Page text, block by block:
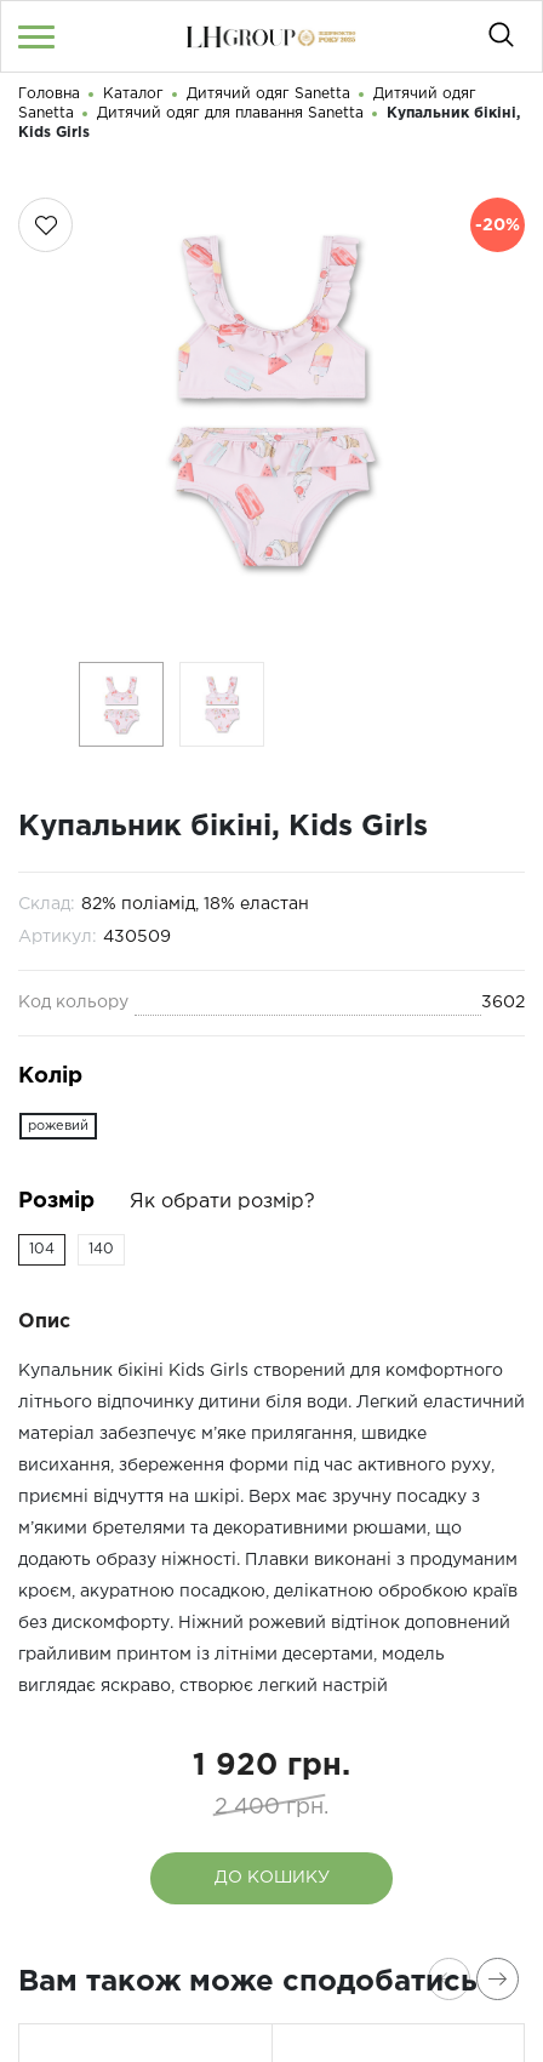
UA|RU
КАТАЛОГ
Графік роботи з 9:00 до 21:00
Доброго дня! Що Ви шукаєте?
Головна Каталог Дитячий одяг Sanetta
Дитячий одяг
Sanetta
Дитячий одяг для плавання Sanetta
Купальник бікіні,
Kids Girls
-20%
Купальник бікіні, Kids Girls
Склад: 82% поліамід, 18% еластан
Артикул: 430509
Код кольору 3602
Колір
рожевий
Розмір Як обрати розмір?
104 140
Опис
Купальник бікіні Kids Girls створений для комфортного
літнього відпочинку дитини біля води. Легкий еластичний
матеріал забезпечує м’яке прилягання, швидке
висихання, збереження форми під час активного руху,
приємні відчуття на шкірі. Верх має зручну посадку з
м’якими бретелями та декоративними рюшами, що
додають образу ніжності. Плавки виконані з продуманим
кроєм, акуратною посадкою, делікатною обробкою країв
без дискомфорту. Ніжний рожевий відтінок доповнений
грайливим принтом із літніми десертами, модель
виглядає яскраво, створює легкий настрій
1 920 грн.
2 400 грн.
ДО КОШИКУ
Вам також може сподобатись